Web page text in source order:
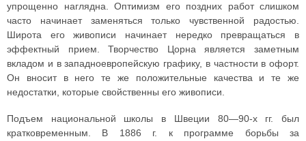
упрощенно наглядна. Оптимизм его поздних работ слишком
часто начинает заменяться только чувственной радостью.
Широта его живописи начинает нередко превращаться в
эффектный прием. Творчество Цорна является заметным
вкладом и в западноевропейскую графику, в частности в офорт.
Он вносит в него те же положительные качества и те же
недостатки, которые свойственны его живописи.
Подъем национальной школы в Швеции 80—90-х гг. был
кратковременным. В 1886 г. к программе борьбы за